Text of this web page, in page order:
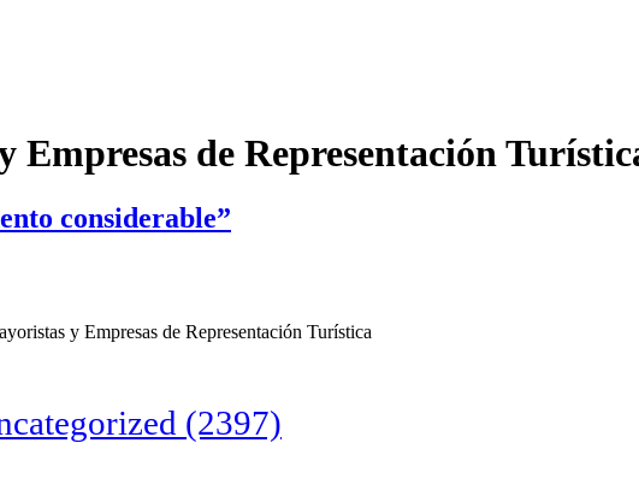
Empresas de Representación
considerable”
y Empresas de Representación Turística
(2397)